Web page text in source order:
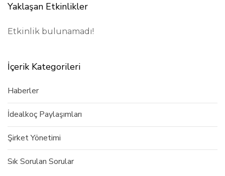
Yaklaşan Etkinlikler
Etkinlik bulunamadı!
İçerik Kategorileri
Haberler
İdealkoç Paylaşımları
Şirket Yönetimi
Sık Sorulan Sorular